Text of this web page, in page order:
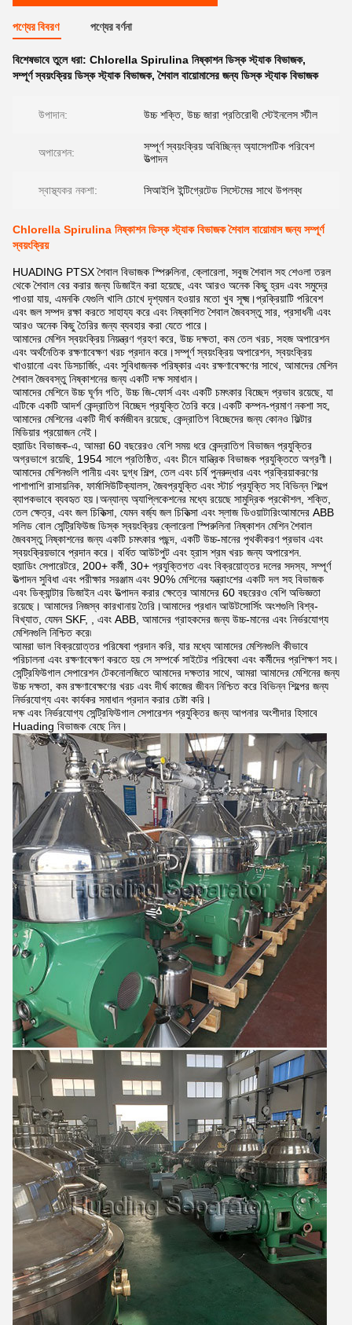
পণ্যের বিবরণ পণ্যের বর্ণনা
বিশেষভাবে তুলে ধরা: Chlorella Spirulina নিষ্কাশন ডিস্ক স্ট্যাক বিভাজক,
সম্পূর্ণ স্বয়ংক্রিয় ডিস্ক স্ট্যাক বিভাজক,শৈবাল বায়োমাসের জন্য ডিস্ক স্ট্যাক বিভাজক
উপাদান: উচ্চ শক্তি, উচ্চ জারা প্রতিরোধী স্টেইনলেস স্টীল
অপারেশন:
সম্পূর্ণ স্বয়ংক্রিয় অবিচ্ছিন্ন অ্যাসেপটিক পরিবেশ
উত্পাদন
স্বাস্থ্যকর নকশা: সিআইপি ইন্টিগ্রেটেড সিস্টেমের সাথে উপলব্ধ
Chlorella Spirulina নিষ্কাশন ডিস্ক স্ট্যাক বিভাজক শৈবাল বায়োমাস জন্য সম্পূর্ণ
স্বয়ংক্রিয়
HUADING PTSX শৈবাল বিভাজক স্পিরুলিনা, ক্লোরেলা, সবুজ শৈবাল সহ শেওলা তরল
থেকে শৈবাল বের করার জন্য ডিজাইন করা হয়েছে, এবং আরও অনেক কিছু হ্রদ এবং সমুদ্রে
পাওয়া যায়, এমনকি যেগুলি খালি চোখে দৃশ্যমান হওয়ার মতো খুব সূক্ষ্ম।প্রক্রিয়াটি পরিবেশ
এবং জল সম্পদ রক্ষা করতে সাহায্য করে এবং নিষ্কাশিত শৈবাল জৈববস্তু সার, প্রসাধনী এবং
আরও অনেক কিছু তৈরির জন্য ব্যবহার করা যেতে পারে।
আমাদের মেশিন স্বয়ংক্রিয় নিয়ন্ত্রণ গ্রহণ করে, উচ্চ দক্ষতা, কম তেল খরচ, সহজ অপারেশন
এবং অর্থনৈতিক রক্ষণাবেক্ষণ খরচ প্রদান করে।সম্পূর্ণ স্বয়ংক্রিয় অপারেশন, স্বয়ংক্রিয়
খাওয়ানো এবং ডিসচার্জিং, এবং সুবিধাজনক পরিষ্কার এবং রক্ষণাবেক্ষণের সাথে, আমাদের মেশিন
শৈবাল জৈববস্তু নিষ্কাশনের জন্য একটি দক্ষ সমাধান।
আমাদের মেশিনে উচ্চ ঘূর্ণন গতি, উচ্চ জি-ফোর্স এবং একটি চমৎকার বিচ্ছেদ প্রভাব রয়েছে, যা
এটিকে একটি আদর্শ কেন্দ্রাতিগ বিচ্ছেদ প্রযুক্তি তৈরি করে।একটি কম্পন-প্রমাণ নকশা সহ,
আমাদের মেশিনের একটি দীর্ঘ কর্মজীবন রয়েছে, কেন্দ্রাতিগ বিচ্ছেদের জন্য কোনও ফিল্টার
মিডিয়ার প্রয়োজন নেই।
হুয়াডিং বিভাজক-এ, আমরা 60 বছরেরও বেশি সময় ধরে কেন্দ্রাতিগ বিভাজন প্রযুক্তির
অগ্রভাগে রয়েছি, 1954 সালে প্রতিষ্ঠিত, এবং চীনে যান্ত্রিক বিভাজক প্রযুক্তিতে অগ্রণী।
আমাদের মেশিনগুলি পানীয় এবং দুগ্ধ শিল্প, তেল এবং চর্বি পুনরুদ্ধার এবং প্রক্রিয়াকরণের
পাশাপাশি রাসায়নিক, ফার্মাসিউটিক্যালস, জৈবপ্রযুক্তি এবং স্টার্চ প্রযুক্তি সহ বিভিন্ন শিল্পে
ব্যাপকভাবে ব্যবহৃত হয়।অন্যান্য অ্যাপ্লিকেশনের মধ্যে রয়েছে সামুদ্রিক প্রকৌশল, শক্তি,
তেল ক্ষেত্র, এবং জল চিকিত্সা, যেমন বর্জ্য জল চিকিত্সা এবং স্লাজ ডিওয়াটারিংআমাদের ABB
সলিড বোল সেন্ট্রিফিউজ ডিস্ক স্বয়ংক্রিয় ক্লোরেলা স্পিরুলিনা নিষ্কাশন মেশিন শৈবাল
জৈববস্তু নিষ্কাশনের জন্য একটি চমৎকার পছন্দ, একটি উচ্চ-মানের পৃথকীকরণ প্রভাব এবং
স্বয়ংক্রিয়ভাবে প্রদান করে। বর্ধিত আউটপুট এবং হ্রাস শ্রম খরচ জন্য অপারেশন.
হুয়াডিং সেপারেটরে, 200+ কর্মী, 30+ প্রযুক্তিগত এবং বিক্রয়োত্তর দলের সদস্য, সম্পূর্ণ
উত্পাদন সুবিধা এবং পরীক্ষার সরঞ্জাম এবং 90% মেশিনের যন্ত্রাংশের একটি দল সহ বিভাজক
এবং ডিক্যান্টার ডিজাইন এবং উত্পাদন করার ক্ষেত্রে আমাদের 60 বছরেরও বেশি অভিজ্ঞতা
রয়েছে। আমাদের নিজস্ব কারখানায় তৈরি।আমাদের প্রধান আউটসোর্সিং অংশগুলি বিশ্ব-
বিখ্যাত, যেমন SKF, , এবং ABB, আমাদের গ্রাহকদের জন্য উচ্চ-মানের এবং নির্ভরযোগ্য
মেশিনগুলি নিশ্চিত করে৷
আমরা ভাল বিক্রয়োত্তর পরিষেবা প্রদান করি, যার মধ্যে আমাদের মেশিনগুলি কীভাবে
পরিচালনা এবং রক্ষণাবেক্ষণ করতে হয় সে সম্পর্কে সাইটের পরিষেবা এবং কর্মীদের প্রশিক্ষণ সহ।
সেন্ট্রিফিউগাল সেপারেশন টেকনোলজিতে আমাদের দক্ষতার সাথে, আমরা আমাদের মেশিনের জন্য
উচ্চ দক্ষতা, কম রক্ষণাবেক্ষণের খরচ এবং দীর্ঘ কাজের জীবন নিশ্চিত করে বিভিন্ন শিল্পের জন্য
নির্ভরযোগ্য এবং কার্যকর সমাধান প্রদান করার চেষ্টা করি।
দক্ষ এবং নির্ভরযোগ্য সেন্ট্রিফিউগাল সেপারেশন প্রযুক্তির জন্য আপনার অংশীদার হিসাবে
Huading বিভাজক বেছে নিন।